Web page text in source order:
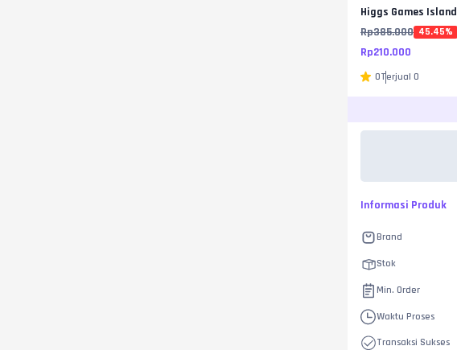
Higgs Games Island
Rp385.000 45.45%
Rp210.000
0Terjual 0
Informasi Produk
Brand
Stok
Min. Order
Waktu Proses
Transaksi Sukses